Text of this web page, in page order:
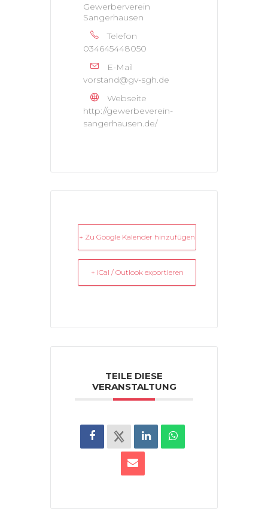
Gewerberverein
Sangerhausen
Telefon
034645448050
E-Mail
vorstand@gv-sgh.de
Webseite
http://gewerbeverein-
sangerhausen.de/
+ Zu Google Kalender hinzufügen
+ iCal / Outlook exportieren
TEILE DIESE
VERANSTALTUNG